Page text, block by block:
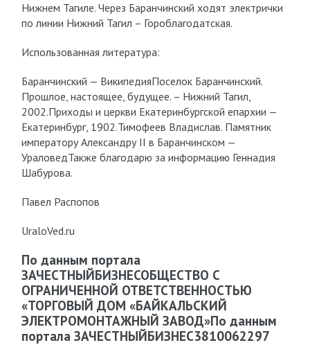
Нижнем Тагиле. Через Баранчинский ходят электрички
по линии Нижний Тагил – Гороблагодатская.
Использованная литература:
Баранчинский — ВикипедияПоселок Баранчинский.
Прошлое, настоящее, будущее. – Нижний Тагил,
2002.Приходы и церкви Екатеринбургской епархии —
Екатеринбург, 1902.Тимофеев Владислав. Памятник
императору Александру II в Баранчинском —
УраловедТакже благодарю за информацию Геннадия
Шабурова.
Павел Распопов
UraloVed.ru
По данным портала
ЗАЧЕСТНЫЙБИЗНЕСОБЩЕСТВО С
ОГРАНИЧЕННОЙ ОТВЕТСТВЕННОСТЬЮ
«ТОРГОВЫЙ ДОМ «БАЙКАЛЬСКИЙ
ЭЛЕКТРОМОНТАЖНЫЙ ЗАВОД»По данным
портала ЗАЧЕСТНЫЙБИЗНЕС3810062297